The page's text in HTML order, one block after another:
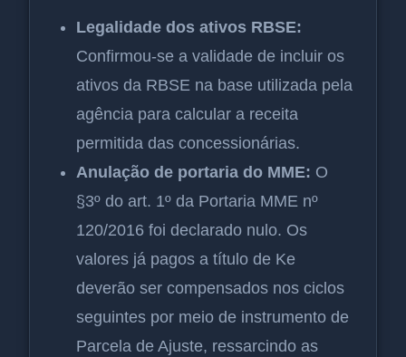
Legalidade dos ativos RBSE:
Confirmou-se a validade de incluir os
ativos da RBSE na base utilizada pela
agência para calcular a receita
permitida das concessionárias.
Anulação de portaria do MME: O
§3º do art. 1º da Portaria MME nº
120/2016 foi declarado nulo. Os
valores já pagos a título de Ke
deverão ser compensados nos ciclos
seguintes por meio de instrumento de
Parcela de Ajuste, ressarcindo as